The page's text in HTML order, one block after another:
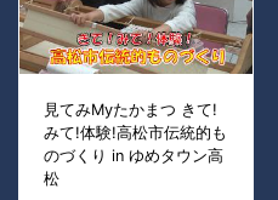
見てみMyたかまつ きて!
みて!体験!高松市伝統的も
のづくり in ゆめタウン高
松